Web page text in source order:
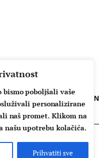
poboljšali vaše
personalizirane
naš promet. Klikom na
našu upotrebu kolačića.
Prihvatiti sve
O